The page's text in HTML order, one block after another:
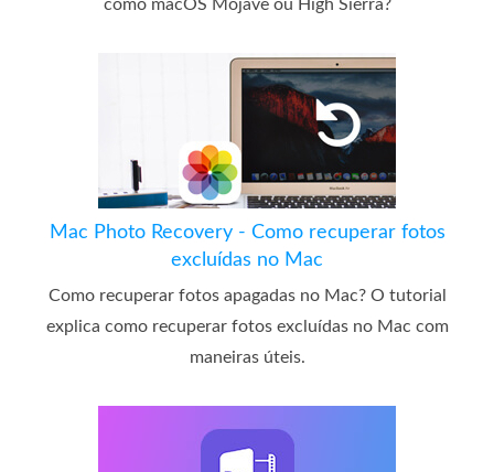
como macOS Mojave ou High Sierra?
Mac Photo Recovery - Como recuperar fotos
excluídas no Mac
Como recuperar fotos apagadas no Mac? O tutorial
explica como recuperar fotos excluídas no Mac com
maneiras úteis.